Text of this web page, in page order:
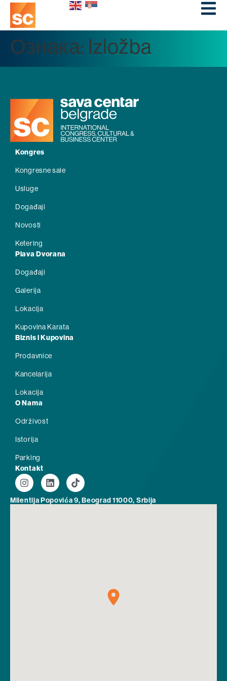
Ознака: Izložba
Kongres
Kongresne sale
Usluge
Događaji
Novosti
Ketering
Plava Dvorana
Događaji
Galerija
Lokacija
Kupovina Karata
Biznis i Kupovina
Prodavnice
Kancelarija
Lokacija
O Nama
Održivost
Istorija
Parking
Kontakt
Milentija Popovića 9, Beograd 11000, Srbija